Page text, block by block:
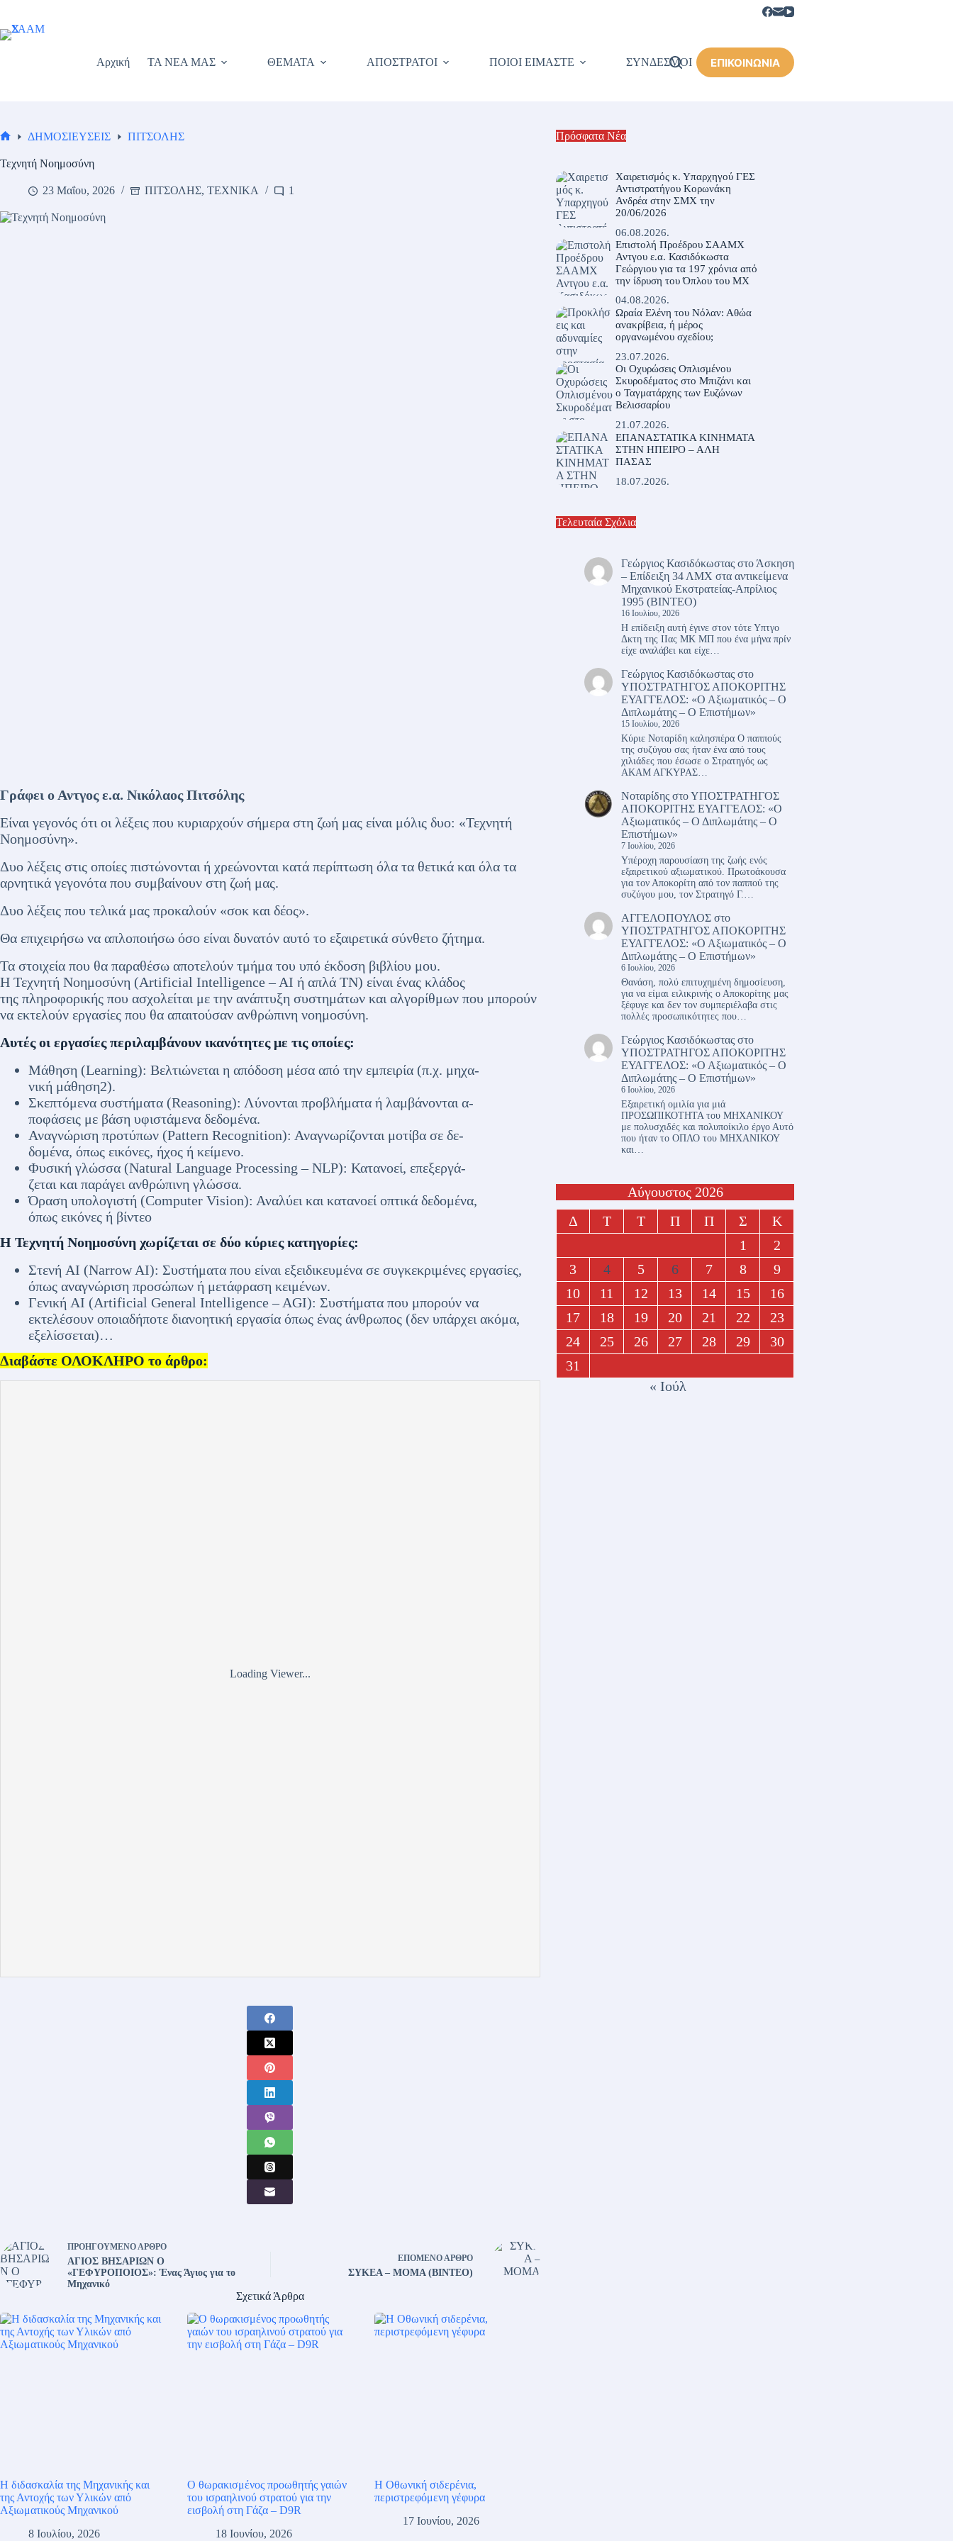
περιεχόμενο
Αρχική ΤΑ ΝΕΑ ΜΑΣ ΘΕΜΑΤΑ ΑΠΟΣΤΡΑΤΟΙ ΠΟΙΟΙ ΕΙΜΑΣΤΕ ΣΥΝΔΕΣΜΟΙ ΕΠΙΚΟΙΝΩΝΙΑ
σελίδα
ΔΗΜΟΣΙΕΥΣΕΙΣ ΠΙΤΣΟΛΗΣ
Τεχνητή Νοημοσύνη
23 Μαΐου, 2026 ΠΙΤΣΟΛΗΣ, ΤΕΧΝΙΚΑ 1
Γράφει ο Αντγος ε.α. Νικόλαος Πιτσόλης
Είναι γεγονός ότι οι λέξεις που κυριαρχούν σήμερα στη ζωή μας είναι μόλις δυο: «Τεχνητή
Νοημοσύνη».
Δυο λέξεις στις οποίες πιστώνονται ή χρεώνονται κατά περίπτωση όλα τα θετικά και όλα τα
αρνητικά γεγονότα που συμβαίνουν στη ζωή μας.
Δυο λέξεις που τελικά μας προκαλούν «σοκ και δέος».
Θα επιχειρήσω να απλοποιήσω όσο είναι δυνατόν αυτό το εξαιρετικά σύνθετο ζήτημα.
Τα στοιχεία που θα παραθέσω αποτελούν τμήμα του υπό έκδοση βιβλίου μου.
Η Τεχνητή Νοημοσύνη (Artificial Intelligence – AI ή απλά ΤΝ) είναι ένας κλάδος
της πληροφορικής που ασχολείται με την ανάπτυξη συστημάτων και αλγορίθμων που μπορούν
να εκτελούν εργασίες που θα απαιτούσαν ανθρώπινη νοημοσύνη.
Αυτές οι εργασίες περιλαμβάνουν ικανότητες με τις οποίες:
Μάθηση (Learning): Βελτιώνεται η απόδοση μέσα από την εμπειρία (π.χ. μηχα-
νική μάθηση2).
Σκεπτόμενα συστήματα (Reasoning): Λύνονται προβλήματα ή λαμβάνονται α-
ποφάσεις με βάση υφιστάμενα δεδομένα.
Αναγνώριση προτύπων (Pattern Recognition): Αναγνωρίζονται μοτίβα σε δε-
δομένα, όπως εικόνες, ήχος ή κείμενο.
Φυσική γλώσσα (Natural Language Processing – NLP): Κατανοεί, επεξεργά-
ζεται και παράγει ανθρώπινη γλώσσα.
Όραση υπολογιστή (Computer Vision): Αναλύει και κατανοεί οπτικά δεδομένα,
όπως εικόνες ή βίντεο
Η Τεχνητή Νοημοσύνη χωρίζεται σε δύο κύριες κατηγορίες:
Στενή AI (Narrow AI): Συστήματα που είναι εξειδικευμένα σε συγκεκριμένες εργασίες,
όπως αναγνώριση προσώπων ή μετάφραση κειμένων.
Γενική AI (Artificial General Intelligence – AGI): Συστήματα που μπορούν να
εκτελέσουν οποιαδήποτε διανοητική εργασία όπως ένας άνθρωπος (δεν υπάρχει ακόμα,
εξελίσσεται)…
Διαβάστε ΟΛΟΚΛΗΡΟ το άρθρο:
Loading Viewer...
ΠΡΟΗΓΟΎΜΕΝΟ ΆΡΘΡΟ
ΑΓΙΟΣ ΒΗΣΑΡΙΩΝ Ο
«ΓΕΦΥΡΟΠΟΙΟΣ»: Ένας Άγιος για το
Μηχανικό
ΕΠΌΜΕΝΟ ΆΡΘΡΟ
ΣΥΚΕΑ – ΜΟΜΑ (ΒΙΝΤΕΟ)
Σχετικά Άρθρα
Η διδασκαλία της Μηχανικής και
της Αντοχής των Υλικών από
Αξιωματικούς Μηχανικού
8 Ιουλίου, 2026
Ο θωρακισμένος προωθητής γαιών
του ισραηλινού στρατού για την
εισβολή στη Γάζα – D9R
18 Ιουνίου, 2026
Η Οθωνική σιδερένια,
περιστρεφόμενη γέφυρα
17 Ιουνίου, 2026
Πρόσφατα Νέα
Χαιρετισμός κ. Υπαρχηγού ΓΕΣ
Αντιστρατήγου Κορωνάκη
Ανδρέα στην ΣΜΧ την
20/06/2026
06.08.2026.
Επιστολή Προέδρου ΣΑΑΜΧ
Αντγου ε.α. Κασιδόκωστα
Γεώργιου για τα 197 χρόνια από
την ίδρυση του Όπλου του ΜΧ
04.08.2026.
Ωραία Ελένη του Νόλαν: Αθώα
ανακρίβεια, ή μέρος
οργανωμένου σχεδίου;
23.07.2026.
Οι Οχυρώσεις Οπλισμένου
Σκυροδέματος στο Μπιζάνι και
ο Ταγματάρχης των Ευζώνων
Βελισσαρίου
21.07.2026.
ΕΠΑΝΑΣΤΑΤΙΚΑ ΚΙΝΗΜΑΤΑ
ΣΤΗΝ ΗΠΕΙΡΟ – ΑΛΗ
ΠΑΣΑΣ
18.07.2026.
Τελευταία Σχόλια
Γεώργιος Κασιδόκωστας στο Άσκηση
– Επίδειξη 34 ΛΜΧ στα αντικείμενα
Μηχανικού Εκστρατείας-Απρίλιος
1995 (ΒΙΝΤΕΟ)
16 Ιουλίου, 2026
Η επίδειξη αυτή έγινε στον τότε Υπτγο
Δκτη της ΙΙας ΜΚ ΜΠ που ένα μήνα πρίν
είχε αναλάβει και είχε…
Γεώργιος Κασιδόκωστας στο
ΥΠΟΣΤΡΑΤΗΓΟΣ ΑΠΟΚΟΡΙΤΗΣ
ΕΥΑΓΓΕΛΟΣ: «Ο Αξιωματικός – Ο
Διπλωμάτης – Ο Επιστήμων»
15 Ιουλίου, 2026
Κύριε Νοταρίδη καλησπέρα Ο παππούς
της συζύγου σας ήταν ένα από τους
χιλιάδες που έσωσε ο Στρατηγός ως
ΑΚΑΜ ΑΓΚΥΡΑΣ…
Νοταρίδης στοΥΠΟΣΤΡΑΤΗΓΟΣ
ΑΠΟΚΟΡΙΤΗΣ ΕΥΑΓΓΕΛΟΣ: «Ο
Αξιωματικός – Ο Διπλωμάτης – Ο
Επιστήμων»
7 Ιουλίου, 2026
Υπέροχη παρουσίαση της ζωής ενός
εξαιρετικού αξιωματικού. Πρωτοάκουσα
για τον Αποκορίτη από τον παππού της
συζύγου μου, τον Στρατηγό Γ.…
ΑΓΓΕΛΟΠΟΥΛΟΣ στο
ΥΠΟΣΤΡΑΤΗΓΟΣ ΑΠΟΚΟΡΙΤΗΣ
ΕΥΑΓΓΕΛΟΣ: «Ο Αξιωματικός – Ο
Διπλωμάτης – Ο Επιστήμων»
6 Ιουλίου, 2026
Θανάση, πολύ επιτυχημένη δημοσίευση,
για να είμαι ειλικρινής ο Αποκορίτης μας
ξέφυγε και δεν τον συμπεριέλαβα στις
πολλές προσωπικότητες που…
Γεώργιος Κασιδόκωστας στο
ΥΠΟΣΤΡΑΤΗΓΟΣ ΑΠΟΚΟΡΙΤΗΣ
ΕΥΑΓΓΕΛΟΣ: «Ο Αξιωματικός – Ο
Διπλωμάτης – Ο Επιστήμων»
6 Ιουλίου, 2026
Εξαιρετική ομιλία για μιά
ΠΡΟΣΩΠΙΚΟΤΗΤΑ του ΜΗΧΑΝΙΚΟΥ
με πολυσχιδές και πολυποίκιλο έργο Αυτό
που ήταν το ΟΠΛΟ του ΜΗΧΑΝΙΚΟΥ
και…
Αύγουστος 2026
Δ
Τ Τ Π Π Σ
Κ
1
2
3
4 5 6 7 8
9
10
11 12 13 14 15
16
17
18 19 20 21 22
23
24
25 26 27 28 29
30
31
« Ιούλ